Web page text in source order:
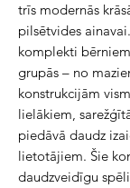
trīs modernās
pilsētvides
komplekti
grupās – no
konstrukcijām
lielākiem,
piedāvā daudz
lietotājiem. Šie
daudzveidīgu